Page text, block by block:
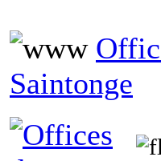
Saintonge